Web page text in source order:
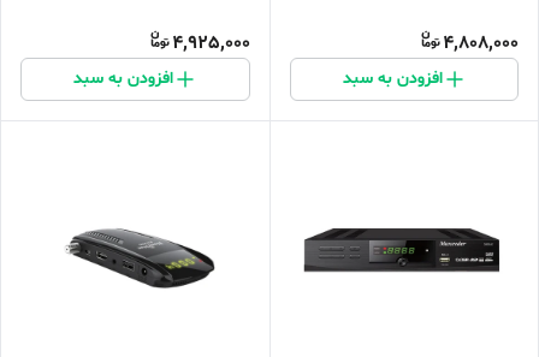
4,808,000
افزودن به سبد
4,925,000
افزودن به سبد